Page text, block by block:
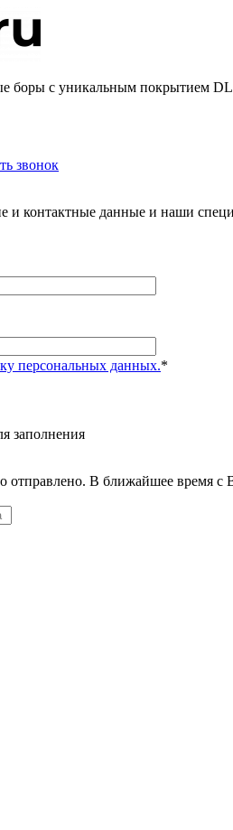
боры с уникальным покрытием
звонок
и контактные данные и наши
персональных данных.*
заполнения
В ближайшее время с